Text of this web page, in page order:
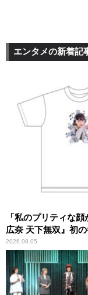
エンタメの新着記
「私のプリティな
広奈 天下無双』初
2026.08.05